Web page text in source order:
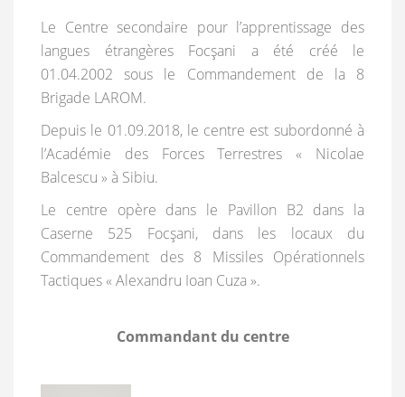
Le Centre secondaire pour l’apprentissage des
langues étrangères Focşani a été créé le
01.04.2002 sous le Commandement de la 8
Brigade LAROM.
Depuis le 01.09.2018, le centre est subordonné à
l’Académie des Forces Terrestres « Nicolae
Balcescu » à Sibiu.
Le centre opère dans le Pavillon B2 dans la
Caserne 525 Focşani, dans les locaux du
Commandement des 8 Missiles Opérationnels
Tactiques « Alexandru Ioan Cuza ».
Commandant du centre